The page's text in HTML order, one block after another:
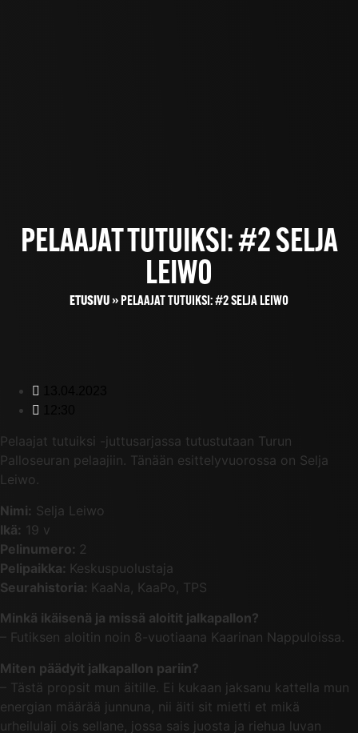
PELAAJAT TUTUIKSI: #2 SELJA
LEIWO
ETUSIVU» PELAAJAT TUTUIKSI: #2 SELJA LEIWO
Pelaajat tutuiksi -juttusarjassa tutustutaan Turun
Palloseuran pelaajiin. Tänään esittelyvuorossa on Selja
Leiwo.
Nimi: Selja Leiwo
Ikä: 19 v
Pelinumero: 2
Pelipaikka: Keskuspuolustaja
Seurahistoria: KaaNa, KaaPo, TPS
Minkä ikäisenä ja missä aloitit jalkapallon?
– Futiksen aloitin noin 8-vuotiaana Kaarinan Nappuloissa.
Miten päädyit jalkapallon pariin?
– Tästä propsit mun äitille. Ei kukaan jaksanu kattella mun
energian määrää junnuna, nii äiti sit mietti et mikä
urheilulaji ois sellane, jossa sais juosta ja riehua luvan